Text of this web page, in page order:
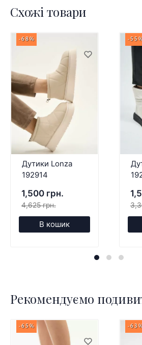
Схожі товари
-68%
Дутики Lonza
192914
1,500 грн.
4,625 грн.
В кошик
-
Рекомендуємо
-65% -